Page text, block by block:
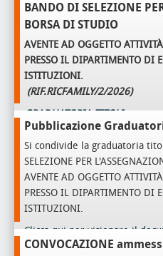
BANDO DI SELEZIONE
BORSA DI STUDIO
AVENTE AD OGGETTO
PRESSO IL DIPARTIMENTO DI
(RIF.RICFAMILY/2/2026)
GRADUATORIA TITOLI
Pubblicazione
Si condivide la graduatoria
SELEZIONE PER
AVENTE AD OGGETTO
PRESSO IL DIPARTIMENTO DI
ISTITUZIONI.
Clicca qui per visionare il
CONVOCAZIONE